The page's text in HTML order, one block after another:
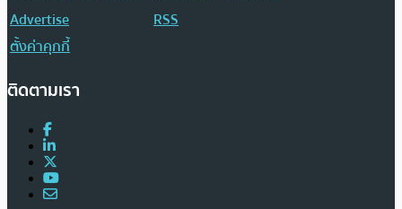
Advertise
RSS
ตั้งค่าคุกกี้
ติดตามเรา